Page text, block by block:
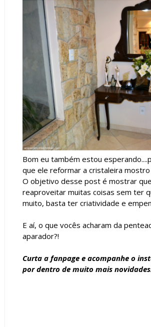
Bom eu também estou
que ele reformar a cristaleira
O objetivo desse post é mostrar
reaproveitar muitas coisas sem ter
muito, basta ter criatividade e
E aí, o que vocês acharam da
aparador?!
Curta a fanpagee acompanhe o
por dentro de muito mais